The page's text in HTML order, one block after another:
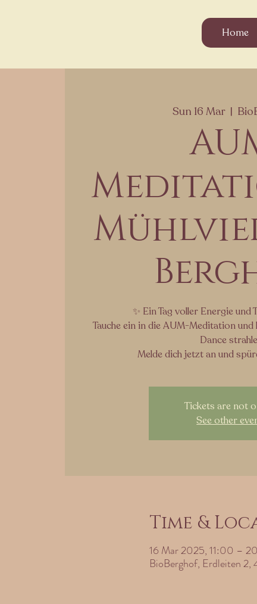
Home
Sun 16 Mar
  |
✨ Ein Tag voller Energie und
Tauche ein in die AUM-Meditation
Dance
Melde dich jetzt an und
Tickets are not
See other
Time &
16 Mar 2025, 11:00 –
BioBerghof, Erdleiten